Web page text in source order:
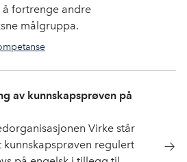
å fortrenge andre
målgruppa.
av kunnskapsprøven på
Virke står
regulert